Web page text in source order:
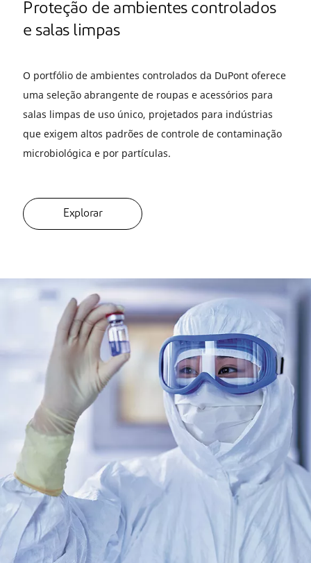
Proteção de ambientes controlados
e salas limpas
O portfólio de ambientes controlados da DuPont oferece
uma seleção abrangente de roupas e acessórios para
salas limpas de uso único, projetados para indústrias
que exigem altos padrões de controle de contaminação
microbiológica e por partículas.
Explorar